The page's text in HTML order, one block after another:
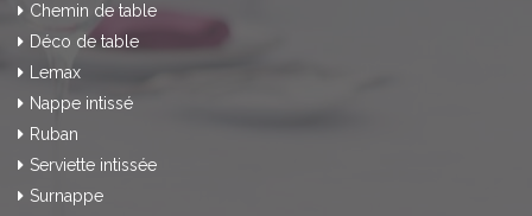
Chemin de table
Déco de table
Lemax
Nappe intissé
Ruban
Serviette intissée
Surnappe